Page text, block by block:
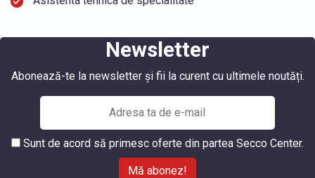
Newsletter
Abonează-te la newsletter și fii la curent cu ultimele noutăți.
Sunt de acord să primesc oferte din partea Secco Center.
Mă abonez!